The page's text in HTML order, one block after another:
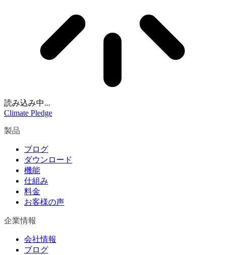
読み込み中...
Climate Pledge
製品
ブログ
ダウンロード
機能
仕組み
料金
お客様の声
企業情報
会社情報
ブログ